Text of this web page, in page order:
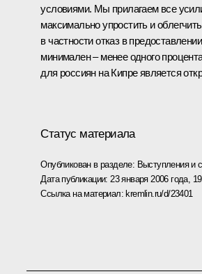
условиями. Мы прилагаем все
максимально упростить и
в частности отказ в
минимален – менее одного
для россиян на Кипре является
Статус материала
Опубликован в разделе: Выступления и
Дата публикации: 23 января 2006 года,
Ссылка на материал:kremlin.ru/d/23401